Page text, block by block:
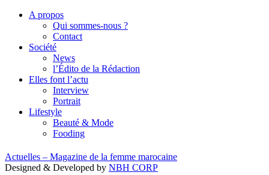
A propos
Qui sommes-nous ?
Contact
Société
News
l’Édito de la Rédaction
Elles font l’actu
Interview
Portrait
Lifestyle
Beauté & Mode
Fooding
Actuelles – Magazine de la femme marocaine
Designed & Developed by NBH CORP